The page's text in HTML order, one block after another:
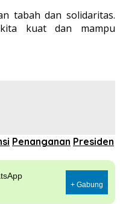
tabah dan solidaritas.
kuat dan mampu
Penanganan Presiden
+ Gabung